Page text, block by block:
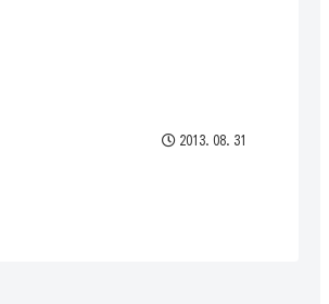
2013.08.31